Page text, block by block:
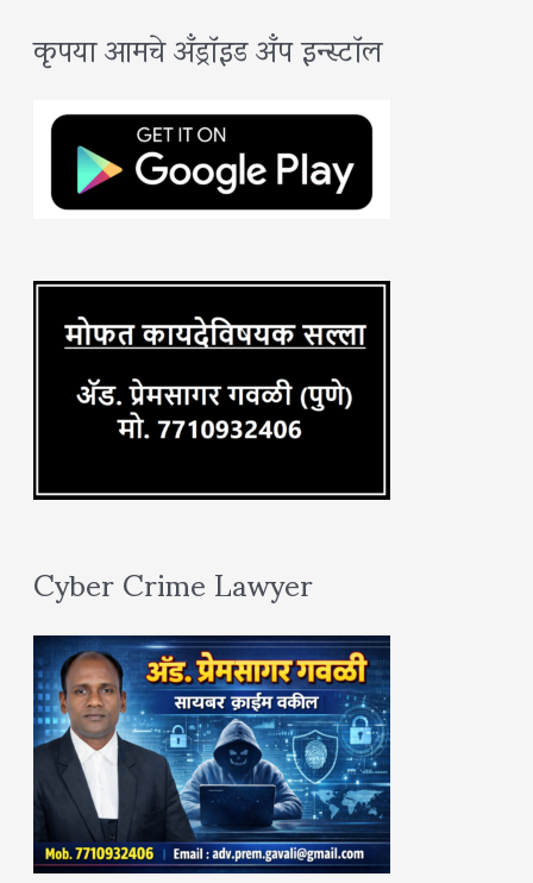
r
c
:
कृपया आमचे अँड्रॉइड अँप इन्स्टॉल
Cyber Crime Lawyer